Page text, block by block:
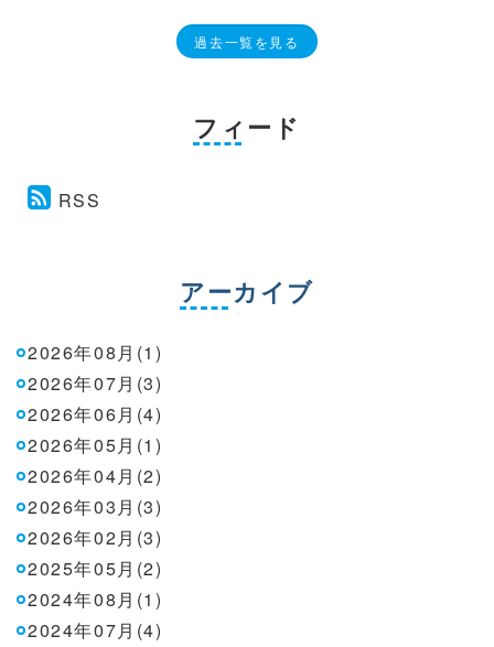
過去一覧を見る
フィード
RSS
アーカイブ
2026年08月(1)
2026年07月(3)
2026年06月(4)
2026年05月(1)
2026年04月(2)
2026年03月(3)
2026年02月(3)
2025年05月(2)
2024年08月(1)
2024年07月(4)